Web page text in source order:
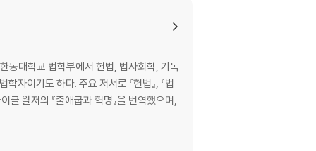
동대학교 법학부에서 헌법, 법사회학, 기독
서로 『헌법』, 『법
클 왈저의 『출애굽과 혁명』을 번역했으며,